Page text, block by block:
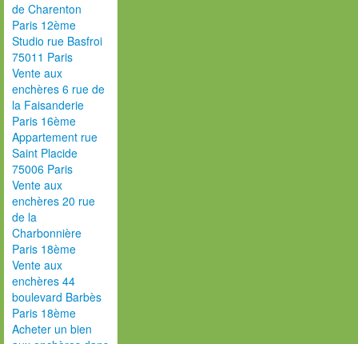
de Charenton
Paris 12ème
Studio rue Basfroi
75011 Paris
Vente aux
enchères 6 rue de
la Faisanderie
Paris 16ème
Appartement rue
Saint Placide
75006 Paris
Vente aux
enchères 20 rue
de la
Charbonnière
Paris 18ème
Vente aux
enchères 44
boulevard Barbès
Paris 18ème
Acheter un bien